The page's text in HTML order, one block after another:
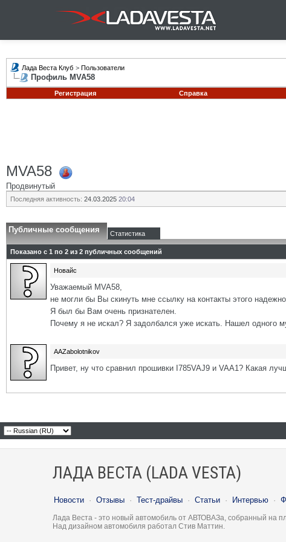
Лада Веста Клуб > Пользователи
Профиль MVA58
Регистрация
Справка
MVA58
Продвинутый
Последняя активность: 24.03.2025 20:04
Публичные сообщения Статистика
Показано с 1 по 2 из 2 публичных сообщений
Новайс
Уважаемый MVA58,
не могли бы Вы скинуть мне ссылку на контакты этого
Я был бы Вам очень признателен.
Почему я не искал? Я задолбался уже искать. Нашел одного
AAZabolotnikov
Привет, ну что сравнил прошивки I785VAJ9 и VAA1? Какая
ЛАДА ВЕСТА (LADA VESTA)
Новости · Отзывы · Тест-драйвы · Статьи · Интервью ·
Лада Веста - это новый автомобиль от АВТОВАЗа, собранный на
Над дизайном автомобиля работал Стив Маттин.